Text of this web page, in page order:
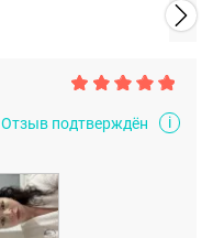
Отзыв подтверждён i